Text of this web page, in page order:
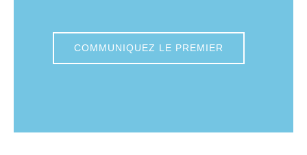
COMMUNIQUEZ LE PREMIER